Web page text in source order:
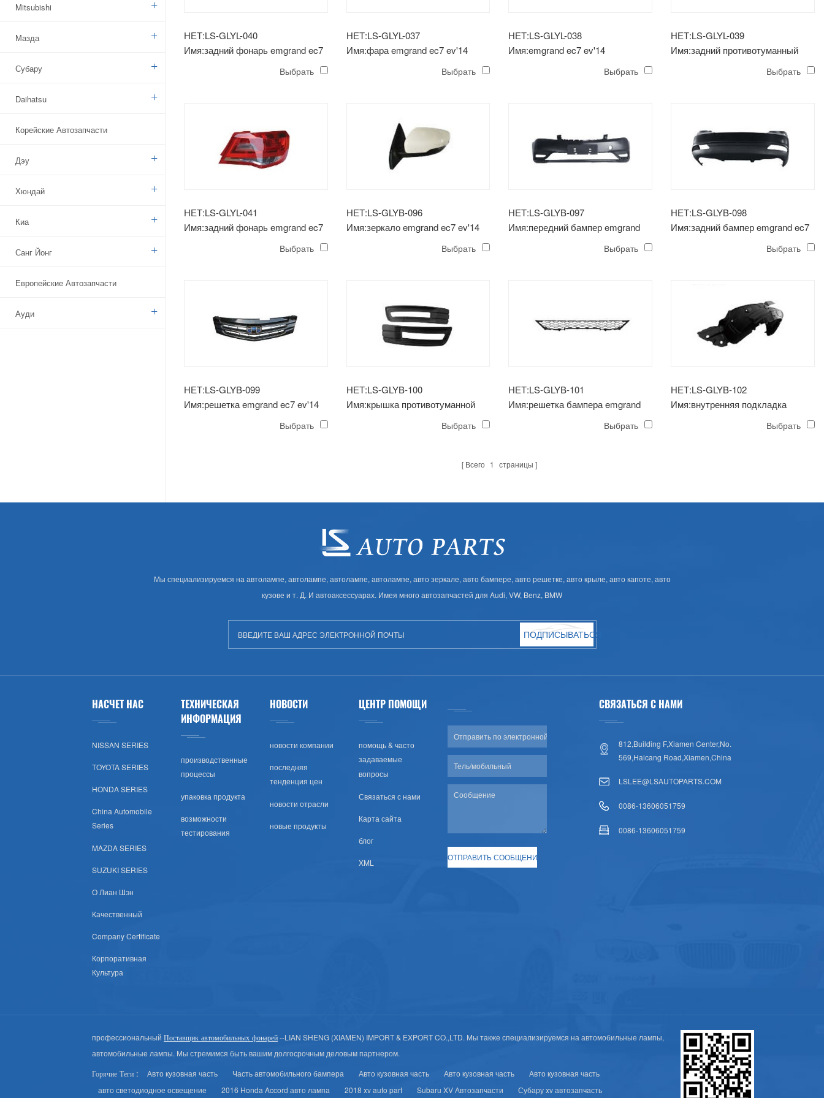
Mitsubishi
Мазда
Субару
Daihatsu
Корейские Автозапчасти
Дэу
Хюндай
Киа
Санг Йонг
Европейские Автозапчасти
Ауди
НЕТ:LS-GLYL-040
Имя:задний фонарь emgrand ec7
Выбрать
НЕТ:LS-GLYL-037
Имя:фара emgrand ec7 ev'14
Выбрать
НЕТ:LS-GLYL-038
Имя:emgrand ec7 ev'14
Выбрать
НЕТ:LS-GLYL-039
Имя:задний противотуманный
Выбрать
НЕТ:LS-GLYL-041
Имя:задний фонарь emgrand ec7
Выбрать
НЕТ:LS-GLYB-096
Имя:зеркало emgrand ec7 ev'14
Выбрать
НЕТ:LS-GLYB-097
Имя:передний бампер emgrand
Выбрать
НЕТ:LS-GLYB-098
Имя:задний бампер emgrand ec7
Выбрать
НЕТ:LS-GLYB-099
Имя:решетка emgrand ec7 ev'14
Выбрать
НЕТ:LS-GLYB-100
Имя:крышка противотуманной
Выбрать
НЕТ:LS-GLYB-101
Имя:решетка бампера emgrand
Выбрать
НЕТ:LS-GLYB-102
Имя:внутренняя подкладка
Выбрать
Всего 1 страницы
Мы специализируемся на автолампе, автолампе, автолампе, автолампе, авто зеркале, авто бампере, авто решетке, авто крыле, авто капоте, авто
кузове и т. Д. И автоаксессуарах. Имея много автозапчастей для Audi, VW, Benz, BMW
ПОДПИСЫВАТЬСЯ
НАСЧЕТ НАС
NISSAN SERIES
TOYOTA SERIES
HONDA SERIES
China Automobile
Series
MAZDA SERIES
SUZUKI SERIES
О Лиан Шэн
Качественный
Company Certificate
Корпоративная
Культура
ТЕХНИЧЕСКАЯ
ИНФОРМАЦИЯ
производственные
процессы
упаковка продукта
возможности
тестирования
НОВОСТИ
новости компании
последняя
тенденция цен
новости отрасли
новые продукты
ЦЕНТР ПОМОЩИ
помощь & часто
задаваемые
вопросы
Связаться с нами
Карта сайта
блог
XML
СВЯЗАТЬСЯ С НАМИ
812,Building F,Xiamen Center,No.
569,Haicang Road,Xiamen,China
LSLEE@LSAUTOPARTS.COM
0086-13606051759
0086-13606051759
профессиональный Поставщик автомобильных фонарей--LIAN SHENG (XIAMEN) IMPORT & EXPORT CO.,LTD. Мы также специализируемся на автомобильные лампы,
автомобильные лампы. Мы стремимся быть вашим долгосрочным деловым партнером.
Горячие Теги : Авто кузовная часть Часть автомобильного бампера Авто кузовная часть Авто кузовная часть
Авто кузовная часть
авто светодиодное освещение
2016 Honda Accord авто лампа 2018 xv auto part Subaru XV Автозапчасти Субару xv автозапчасть